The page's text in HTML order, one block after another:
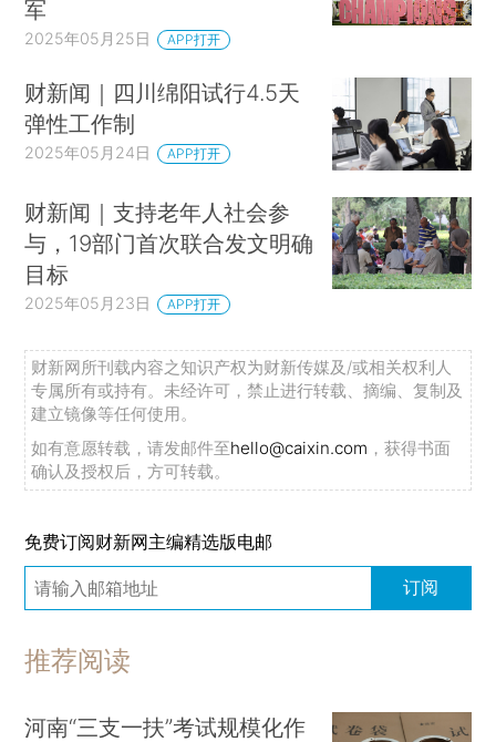
军
2025年05月25日 APP打开
财新闻｜四川绵阳试行4.5天
弹性工作制
2025年05月24日 APP打开
财新闻｜支持老年人社会参
与，19部门首次联合发文明确
目标
2025年05月23日 APP打开
财新网所刊载内容之知识产权为财新传媒及/或相关权利人
专属所有或持有。未经许可，禁止进行转载、摘编、复制及
建立镜像等任何使用。
如有意愿转载，请发邮件至hello@caixin.com ，获得书面
确认及授权后，方可转载。
免费订阅财新网主编精选版电邮
订阅
推荐阅读
河南“三支一扶”考试规模化作